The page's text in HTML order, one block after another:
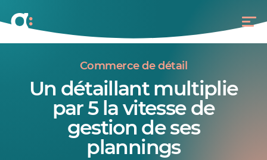
Commerce de détail
Un détaillant multiplie
par 5 la vitesse de
gestion de ses
plannings